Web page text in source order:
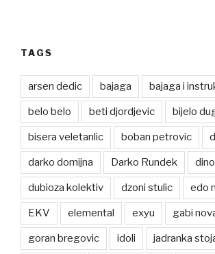
TAGS
arsen dedic bajaga bajaga i
belo belo beti djordjevic bijelo
bisera veletanlic boban petrovic
darko domijna Darko Rundek
dubioza kolektiv dzoni stulic edo
EKV elemental exyu gabi
goran bregovic idoli jadranka